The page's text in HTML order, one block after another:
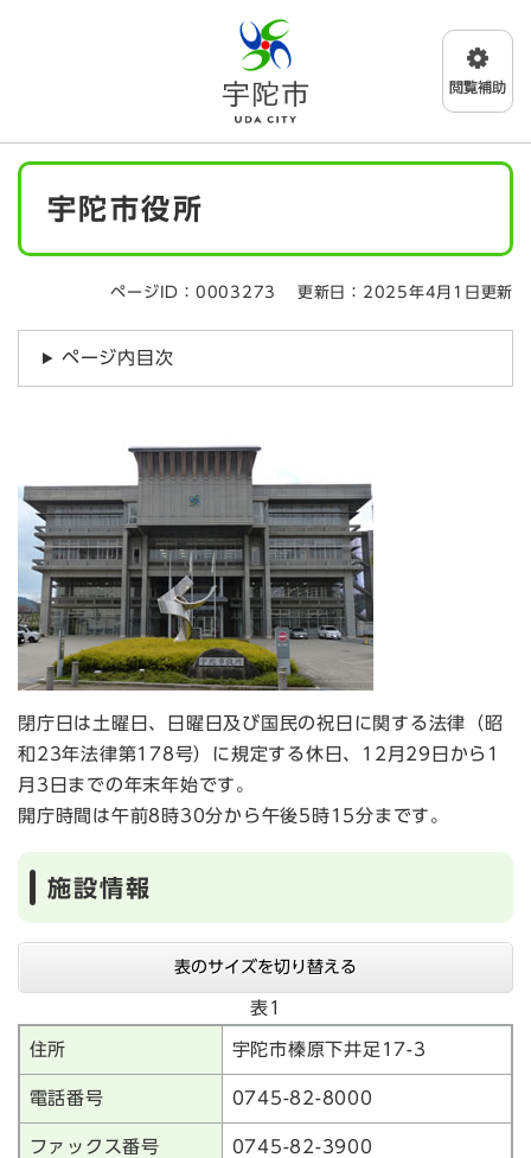
メニューを飛ばして本文へ
本
宇陀市役所
ページID：0003273 更新日：2025年4月1日更新
ページ内目次
閉庁日は土曜日、日曜日及び国民の祝日に関する法律（昭
和23年法律第178号）に規定する休日、12月29日から1
月3日までの年末年始です。
開庁時間は午前8時30分から午後5時15分まです。
施設情報
表のサイズを切り替える
表1
住所 宇陀市榛原下井足17-3
電話番号 0745-82-8000
ファックス番号 0745-82-3900